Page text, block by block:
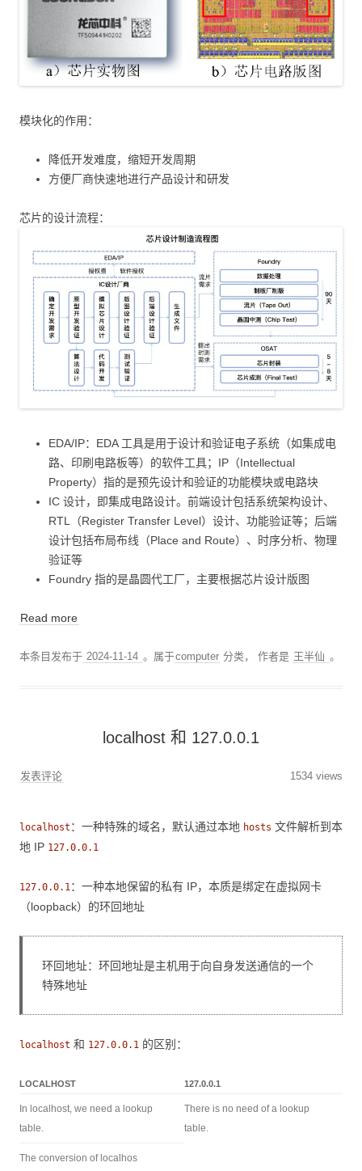
模块化的作用：
降低开发难度，缩短开发周期
方便厂商快速地进行产品设计和研发
芯片的设计流程：
EDA/IP：EDA 工具是用于设计和验证电子系统（如集成电
路、印刷电路板等）的软件工具；IP（Intellectual
Property）指的是预先设计和验证的功能模块或电路块
IC 设计，即集成电路设计。前端设计包括系统架构设计、
RTL（Register Transfer Level）设计、功能验证等；后端
设计包括布局布线（Place and Route）、时序分析、物理
验证等
Foundry 指的是晶圆代工厂，主要根据芯片设计版图
Read more
本条目发布于 2024-11-14 。属于computer 分类，作者是 王半仙 。
localhost 和 127.0.0.1
发表评论 1534 views
localhost ：一种特殊的域名，默认通过本地 hosts 文件解析到本
地 IP 127.0.0.1
127.0.0.1：一种本地保留的私有 IP，本质是绑定在虚拟网卡
（loopback）的环回地址
环回地址：环回地址是主机用于向自身发送通信的一个
特殊地址
localhost 和 127.0.0.1 的区别：
LOCALHOST 127.0.0.1
In localhost, we need a lookup
table.
There is no need of a lookup
table.
The conversion of localhos